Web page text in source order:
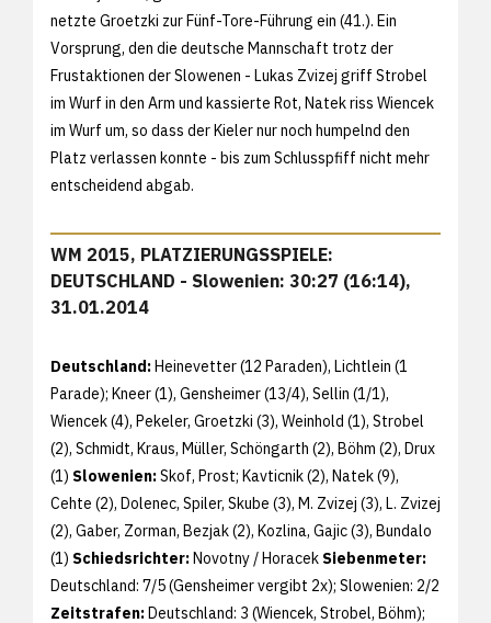
netzte Groetzki zur Fünf-Tore-Führung ein (41.). Ein
Vorsprung, den die deutsche Mannschaft trotz der
Frustaktionen der Slowenen - Lukas Zvizej griff Strobel
im Wurf in den Arm und kassierte Rot, Natek riss Wiencek
im Wurf um, so dass der Kieler nur noch humpelnd den
Platz verlassen konnte - bis zum Schlusspfiff nicht mehr
entscheidend abgab.
WM 2015, PLATZIERUNGSSPIELE:
DEUTSCHLAND - Slowenien: 30:27 (16:14),
31.01.2014
Deutschland:Heinevetter (12 Paraden), Lichtlein (1
Parade); Kneer (1), Gensheimer (13/4), Sellin (1/1),
Wiencek (4), Pekeler, Groetzki (3), Weinhold (1), Strobel
(2), Schmidt, Kraus, Müller, Schöngarth (2), Böhm (2), Drux
(1) Slowenien:Skof, Prost; Kavticnik (2), Natek (9),
Cehte (2), Dolenec, Spiler, Skube (3), M. Zvizej (3), L. Zvizej
(2), Gaber, Zorman, Bezjak (2), Kozlina, Gajic (3), Bundalo
(1) Schiedsrichter:Novotny / Horacek Siebenmeter:
Deutschland: 7/5 (Gensheimer vergibt 2x); Slowenien: 2/2
Zeitstrafen:Deutschland: 3 (Wiencek, Strobel, Böhm);